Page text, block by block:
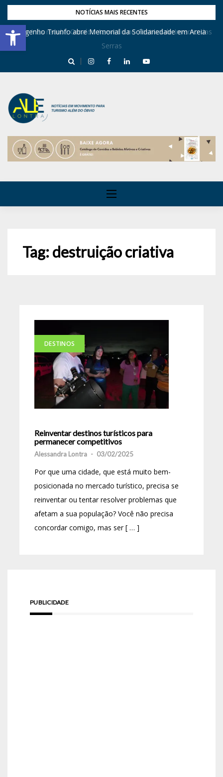
Barra de Ferramentas Aberta
NOTÍCIAS MAIS RECENTES
Dona Inês recebe Geraldo Azevedo no Festival de Inverno das
Serras
Engenho Triunfo abre Memorial da Solidariedade em Areia
Tag:destruição criativa
DESTINOS
Reinventar destinos turísticos para
permanecer competitivos
Alessandra Lontra - 03/02/2025
Por que uma cidade, que está muito bem-
posicionada no mercado turístico, precisa se
reinventar ou tentar resolver problemas que
afetam a sua população? Você não precisa
concordar comigo, mas ser [ … ]
PUBLICIDADE